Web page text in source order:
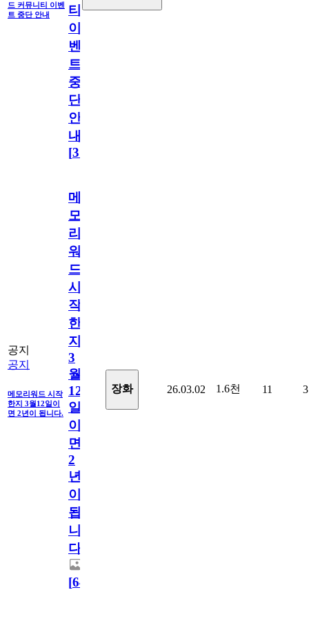
드 커뮤니티 이벤
트 중단 안내
티
이
벤
트
중
단
안
내
[31
공지
공지
메모리워드 시작
한지 3월12일이
면 2년이 됩니다.
메
모
리
워
드
시
작
한
지
3
월
12
일
이
면
2
년
이
됩
니
다.
[64
장화 26.03.02 1.6천 11 3